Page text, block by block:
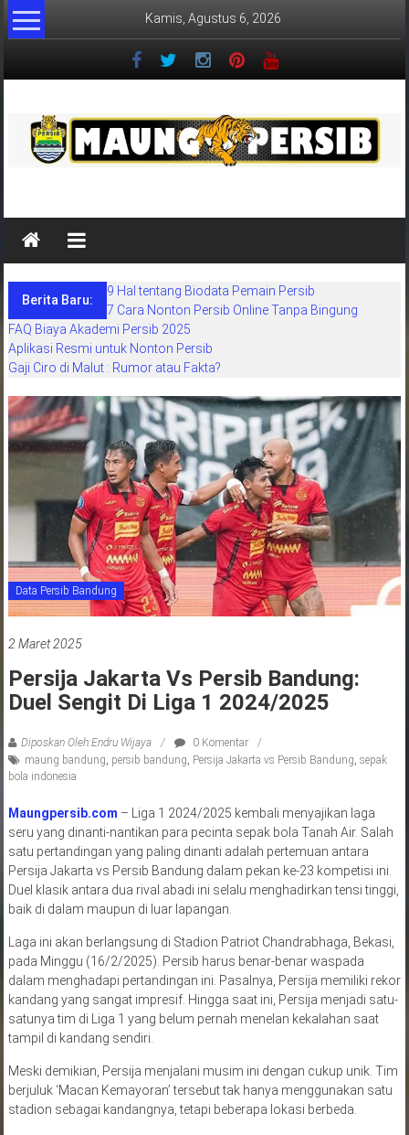
Lompat
ke
Kamis, Agustus 6, 2026
Maung
Persib
situs
berita
khusus
sepakbola
bandung
jawa
barat
indonesia
Berita Baru:
9 Hal tentang Biodata Pemain Persib
7 Cara Nonton Persib Online Tanpa Bingung
FAQ Biaya Akademi Persib 2025
Aplikasi Resmi untuk Nonton Persib
Gaji Ciro di Malut : Rumor atau Fakta?
Data Persib Bandung
2 Maret 2025
Persija Jakarta Vs Persib Bandung:
Duel Sengit Di Liga 1 2024/2025
Diposkan Oleh:Endru Wijaya
0 Komentar
maung bandung persib bandung Persija Jakarta vs Persib Bandung sepak
bola indonesia
Maungpersib.com – Liga 1 2024/2025 kembali menyajikan laga
seru yang dinanti-nantikan para pecinta sepak bola Tanah Air. Salah
satu pertandingan yang paling dinanti adalah pertemuan antara
Persija Jakarta vs Persib Bandung dalam pekan ke-23 kompetisi ini.
Duel klasik antara dua rival abadi ini selalu menghadirkan tensi tinggi,
baik di dalam maupun di luar lapangan.
Laga ini akan berlangsung di Stadion Patriot Chandrabhaga, Bekasi,
pada Minggu (16/2/2025). Persib harus benar-benar waspada
dalam menghadapi pertandingan ini. Pasalnya, Persija memiliki rekor
kandang yang sangat impresif. Hingga saat ini, Persija menjadi satu-
satunya tim di Liga 1 yang belum pernah menelan kekalahan saat
tampil di kandang sendiri.
Meski demikian, Persija menjalani musim ini dengan cukup unik. Tim
berjuluk ‘Macan Kemayoran’ tersebut tak hanya menggunakan satu
stadion sebagai kandangnya, tetapi beberapa lokasi berbeda.